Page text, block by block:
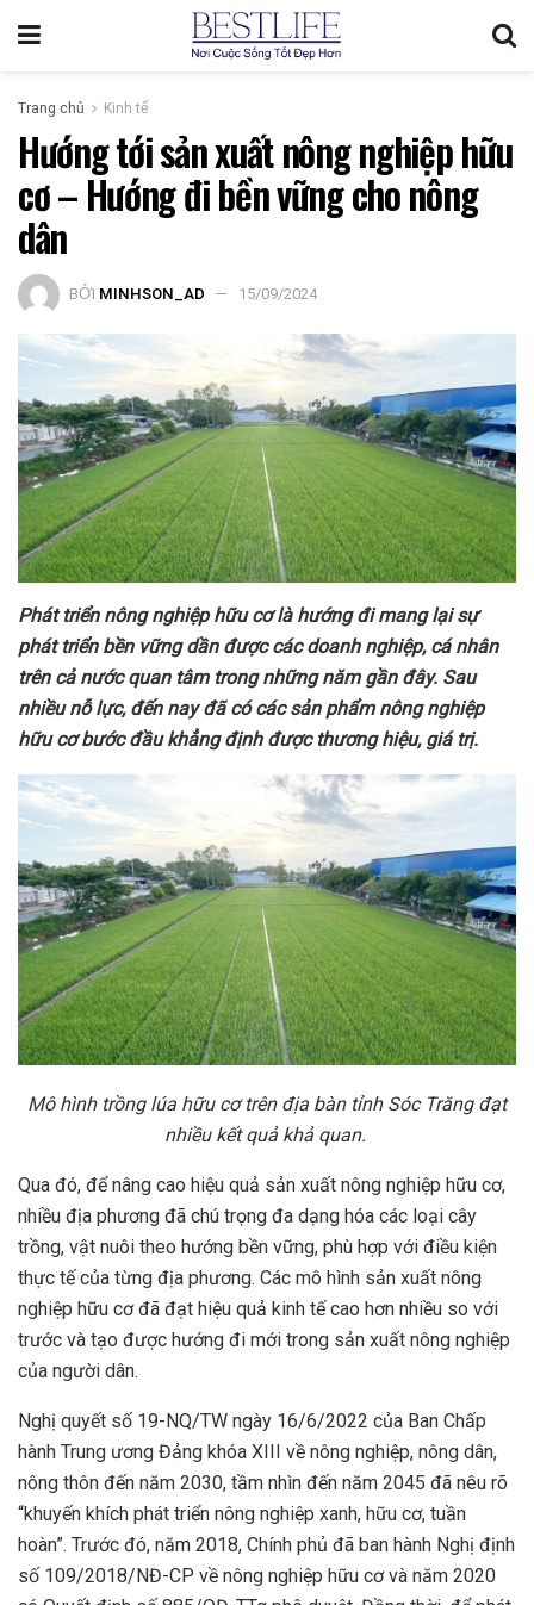
Trang chủ Kinh tế
Hướng tới sản xuất nông nghiệp hữu
cơ – Hướng đi bền vững cho nông
dân
BỞI MINHSON_AD 15/09/2024
Phát triển nông nghiệp hữu cơ là hướng đi mang lại sự
phát triển bền vững dần được các doanh nghiệp, cá nhân
trêncả nướcquan tâm trong những năm gần đây. Sau
nhiều nỗ lực, đến nay đã có các sản phẩm nông nghiệp
hữu cơ bước đầu khẳng định được thương hiệu, giá trị.
Mô hình trồng lúa hữu cơ trên địa bàn tỉnh Sóc Trăng đạt
nhiều kết quả khả quan.
Qua đó, để nâng cao hiệu quả sản xuất nông nghiệp hữu cơ,
nhiều địa phương đã chú trọng đa dạng hóa các loại cây
trồng, vật nuôi theo hướng bền vững, phù hợp với điều kiện
thực tế của từng địa phương. Các mô hình sản xuất nông
nghiệp hữu cơ đã đạt hiệu quả kinh tế cao hơn nhiều so với
trước và tạo được hướng đi mới trong sản xuất nông nghiệp
của người dân.
Nghị quyết số 19-NQ/TW ngày 16/6/2022 của Ban Chấp
hành Trung ương Đảng khóa XIII về nông nghiệp, nông dân,
nông thôn đến năm 2030, tầm nhìn đến năm 2045 đã nêu rõ
“khuyến khích phát triển nông nghiệp xanh, hữu cơ, tuần
hoàn”. Trước đó, năm 2018, Chính phủ đã ban hành Nghị định
số 109/2018/NĐ-CP về nông nghiệp hữu cơ và năm 2020